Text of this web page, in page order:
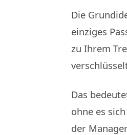
Die
einziges
zu Ihrem
Das
ohne es
der